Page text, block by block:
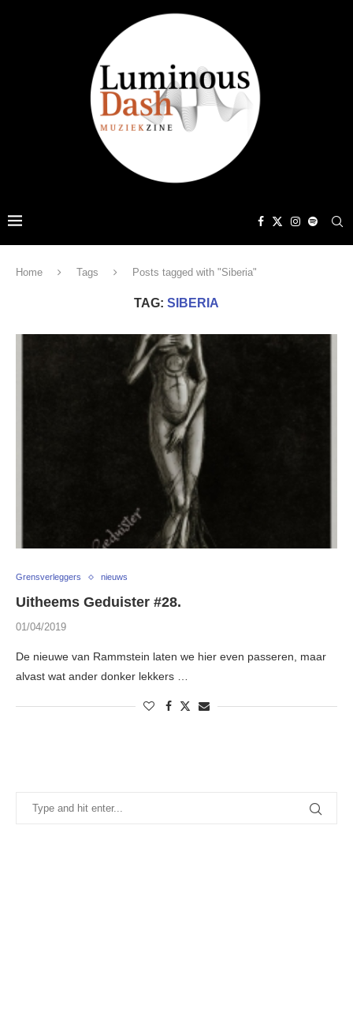
Home Tags Posts tagged with "Siberia"
TAG: SIBERIA
Grensverleggers nieuws
Uitheems Geduister #28.
01/04/2019
De nieuwe van Rammstein laten we hier even passeren, maar
alvast wat ander donker lekkers …